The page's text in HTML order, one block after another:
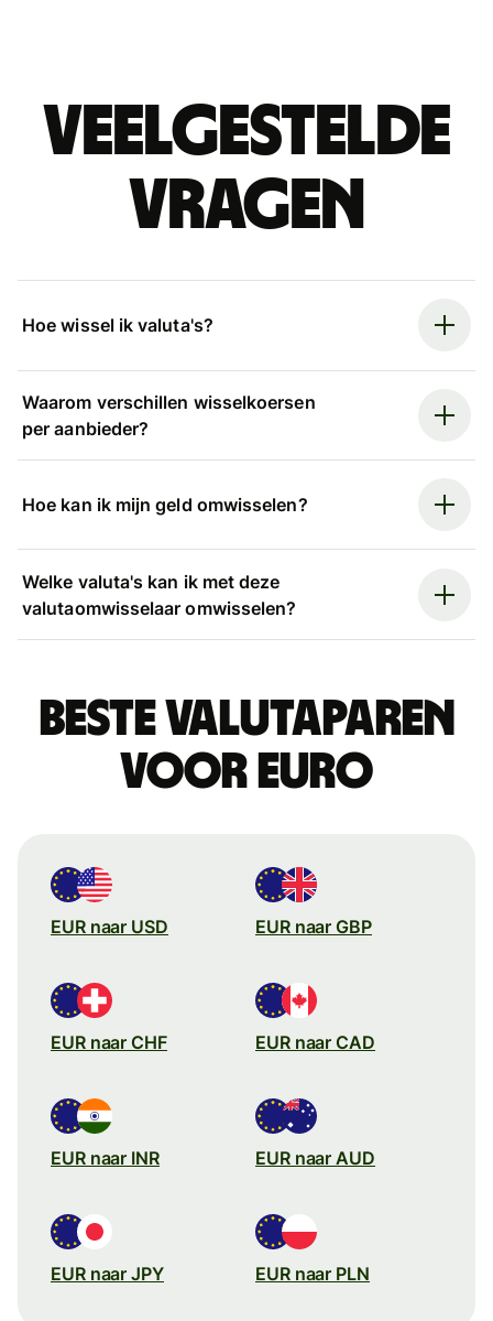
Veelgestelde
vragen
Hoe wissel ik valuta's?
Waarom verschillen wisselkoersen
per aanbieder?
Hoe kan ik mijn geld omwisselen?
Welke valuta's kan ik met deze
valutaomwisselaar omwisselen?
Beste valutaparen
voor euro
EUR naar USD EUR naar GBP
EUR naar CHF EUR naar CAD
EUR naar INR EUR naar AUD
EUR naar JPY EUR naar PLN